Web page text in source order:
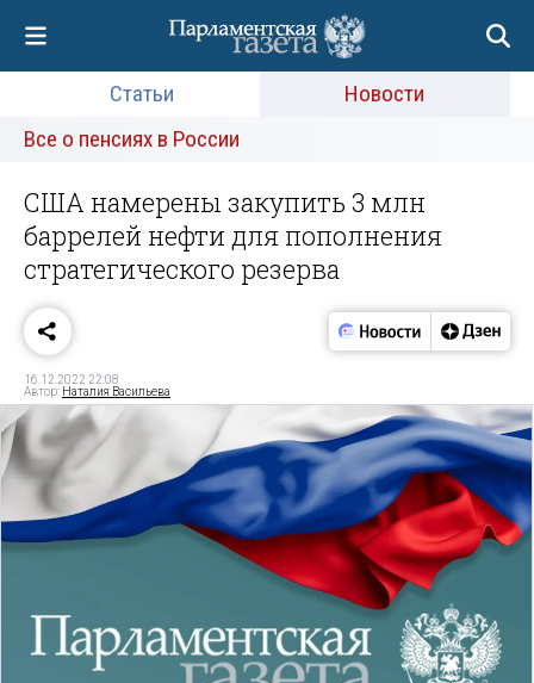
Статьи
Новости
Все о пенсиях в России
США намерены закупить 3 млн
баррелей нефти для пополнения
стратегического резерва
16.12.2022 22:08
Автор: Наталия Васильева